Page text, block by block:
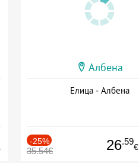
Албена
Елица - Албена
-25%
35.54€ 26.59
€